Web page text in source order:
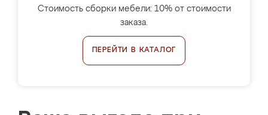
Стоимость сборки мебели: 10% от стоимости
заказа.
ПЕРЕЙТИ В КАТАЛОГ